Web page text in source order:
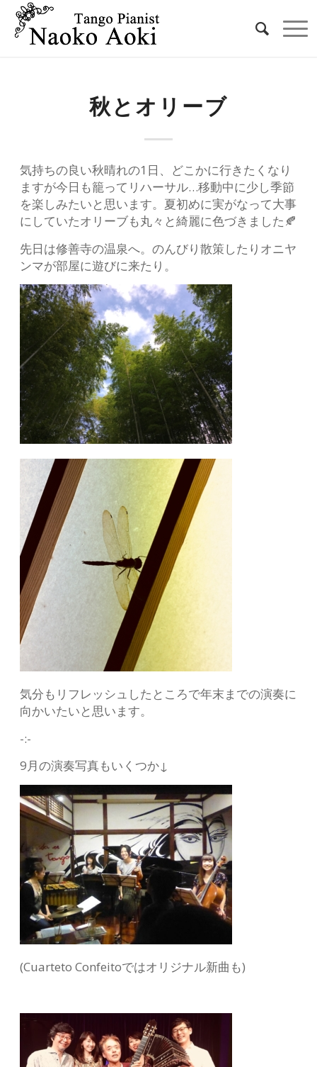
秋とオリーブ
気持ちの良い秋晴れの1日、どこかに行きたくなり
ますが今日も籠ってリハーサル…移動中に少し季節
を楽しみたいと思います。夏初めに実がなって大事
にしていたオリーブも丸々と綺麗に色づきました🍂
先日は修善寺の温泉へ。のんびり散策したりオニヤ
ンマが部屋に遊びに来たり。
気分もリフレッシュしたところで年末までの演奏に
向かいたいと思います。
-:-
9月の演奏写真もいくつか↓
(Cuarteto Confeitoではオリジナル新曲も)